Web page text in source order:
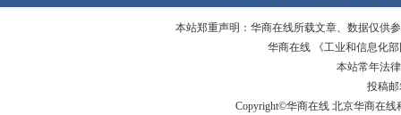
本站郑重声明：华商在线所载文章、数据仅供
华商在线 《工业和信息化
本站常年法
投稿邮
Copyright©华商在线 北京华商在线